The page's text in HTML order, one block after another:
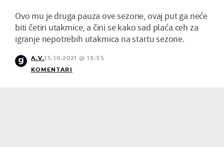
Ovo mu je druga pauza ove sezone, ovaj put ga neće
biti četiri utakmice, a čini se kako sad plaća ceh za
igranje nepotrebih utakmica na startu sezone.
A.V.15.10.2021 @ 13:35
KOMENTARI